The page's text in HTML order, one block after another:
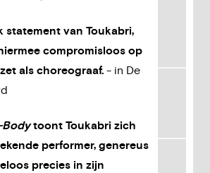
statement van Toukabri,
compromisloos op
als choreograaf. - in De
Bodytoont Toukabri zich
performer, genereus
precies in zijn